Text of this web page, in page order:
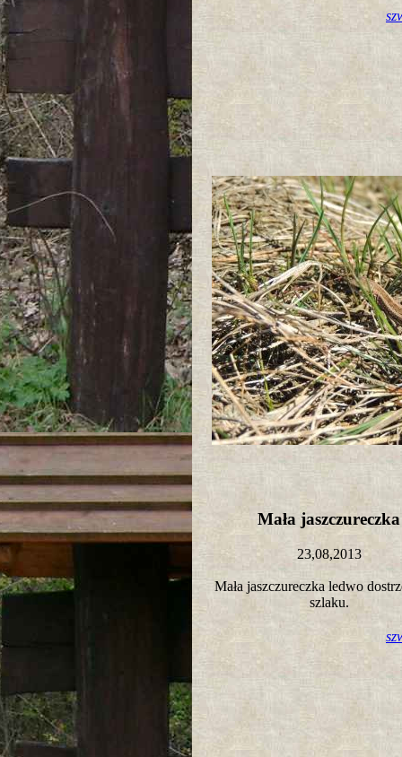
Mała
23,08,2013
Mała jaszczureczka ledwo
szlaku.